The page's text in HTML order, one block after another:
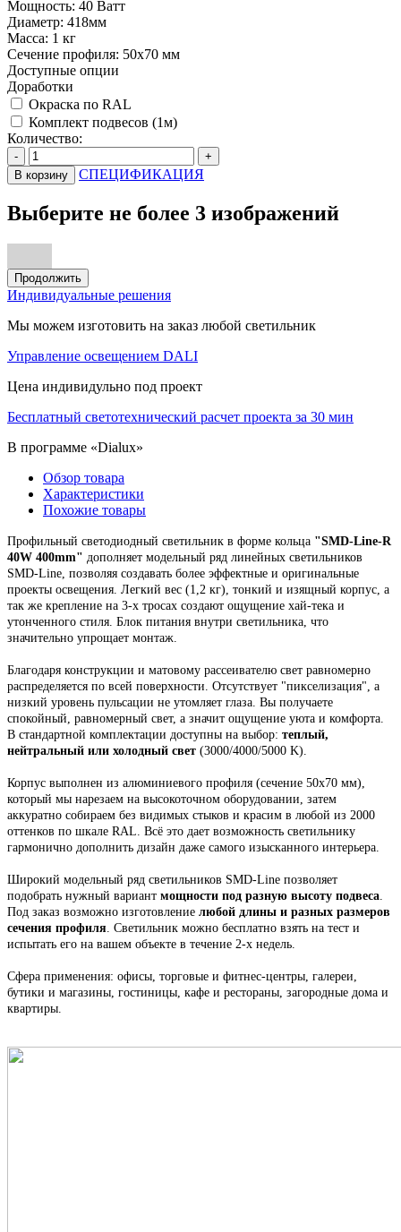
Мощность: 40 Ватт
Диаметр: 418мм
Масса: 1 кг
Сечение профиля: 50х70 мм
Доступные опции
Доработки
Окраска по RAL
Комплект подвесов (1м)
Количество:
-
+
В корзину
СПЕЦИФИКАЦИЯ
Выберите не более 3 изображений
Продолжить
Индивидуальные решения
Мы можем изготовить на заказ любой светильник
Управление освещением DALI
Цена индивидульно под проект
Бесплатный светотехнический расчет проекта за 30 мин
В программе «Dialux»
Обзор товара
Характеристики
Похожие товары
Профильный светодиодный светильник в форме кольца "SMD-Line-R
40W 400mm" дополняет модельный ряд линейных светильников
SMD-Line, позволяя создавать более эффектные и оригинальные
проекты освещения. Легкий вес (1,2 кг), тонкий и изящный корпус, а
так же крепление на 3-х тросах создают ощущение хай-тека и
утонченного стиля. Блок питания внутри светильника, что
значительно упрощает монтаж.
Благодаря конструкции и матовому рассеивателю свет равномерно
распределяется по всей поверхности. Отсутствует "пикселизация", а
низкий уровень пульсации не утомляет глаза. Вы получаете
спокойный, равномерный свет, а значит ощущение уюта и комфорта.
В стандартной комплектации доступны на выбор: теплый,
нейтральный или холодный свет (3000/4000/5000 K).
Корпус выполнен из алюминиевого профиля (сечение 50х70 мм),
который мы нарезаем на высокоточном оборудовании, затем
аккуратно собираем без видимых стыков и красим в любой из 2000
оттенков по шкале RAL. Всё это дает возможность светильнику
гармонично дополнить дизайн даже самого изысканного интерьера.
Широкий модельный ряд светильников SMD-Line позволяет
подобрать нужный вариант мощности под разную высоту подвеса.
Под заказ возможно изготовление любой длины и разных размеров
сечения профиля. Светильник можно бесплатно взять на тест и
испытать его на вашем объекте в течение 2-х недель.
Сфера применения: офисы, торговые и фитнес-центры, галереи,
бутики и магазины, гостиницы, кафе и рестораны, загородные дома и
квартиры.